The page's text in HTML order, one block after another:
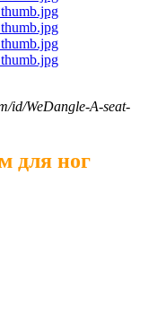
id/WeDangle-A-seat-
для ног